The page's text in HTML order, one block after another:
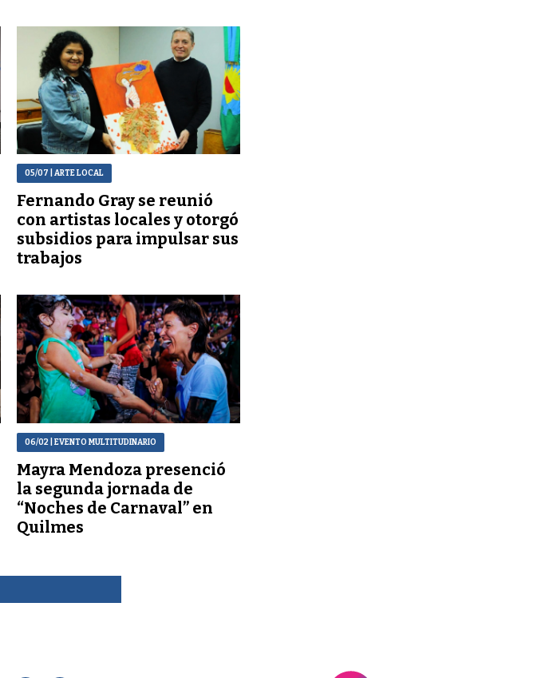
05/07 | ARTE LOCAL
Fernando Gray se reunió
con artistas locales y otorgó
subsidios para impulsar sus
trabajos
06/02| EVENTO MULTITUDINARIO
Mayra Mendoza presenció
la segunda jornada de
“Noches de Carnaval” en
Quilmes